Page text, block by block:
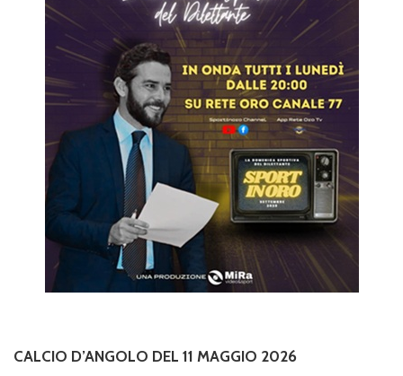
CALCIO D’ANGOLO DEL 11 MAGGIO 2026